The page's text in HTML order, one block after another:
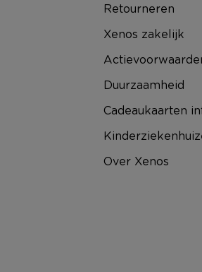
Retourneren
Xenos zakelijk
Duurzaamheid
Cadeaukaarten
Over Xenos